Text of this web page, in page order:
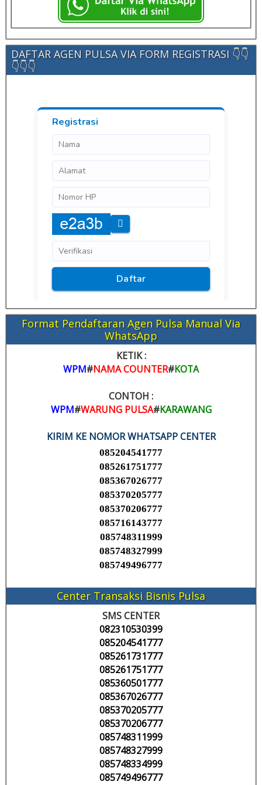
DAFTAR AGEN PULSA VIA FORM REGISTRASI 👇👇
👇👇👇
Format Pendaftaran Agen Pulsa Manual Via
WhatsApp
KETIK :
WPM#NAMA COUNTER#KOTA
CONTOH :
WPM#WARUNG PULSA#KARAWANG
KIRIM KE NOMOR WHATSAPP CENTER
085204541777
085261751777
085367026777
085370205777
085370206777
085716143777
085748311999
085748327999
085749496777
Center Transaksi Bisnis Pulsa
SMS CENTER
082310530399
085204541777
085261731777
085261751777
085360501777
085367026777
085370205777
085370206777
085748311999
085748327999
085748334999
085749496777